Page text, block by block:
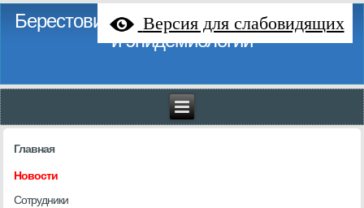
Версия для слабовидящих
Берестовицкий районный центр гигиены
и эпидемиологии
Главная
Новости
Сотрудники